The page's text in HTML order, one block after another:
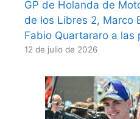
GP de Holanda de
de los Libres 2, Marco
Fabio Quartararo a las
12 de julio de 2026